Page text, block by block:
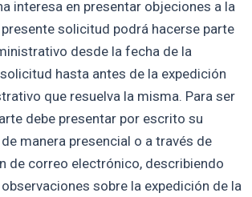
interesa en presentar objeciones a la
solicitud podrá hacerse parte
desde la fecha de la
hasta antes de la expedición
que resuelva la misma. Para ser
debe presentar por escrito su
manera presencial o a través de
de correo electrónico, describiendo
sobre la expedición de la